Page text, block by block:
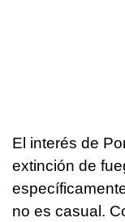
El interés de
extinción de
no es casual.